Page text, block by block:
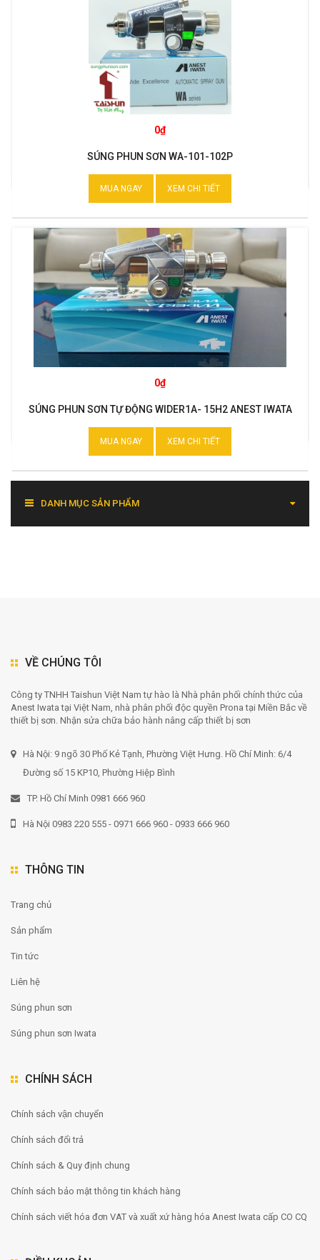
0₫
SÚNG PHUN SƠN WA-101-102P
MUA NGAY XEM CHI TIẾT
0₫
SÚNG PHUN SƠN TỰ ĐỘNG WIDER1A- 15H2 ANEST IWATA
MUA NGAY XEM CHI TIẾT
DANH MỤC SẢN PHẨM
VỀ CHÚNG TÔI
Công ty TNHH Taishun Việt Nam tự hào là Nhà phân phối chính thức của
Anest Iwata tại Việt Nam, nhà phân phối độc quyền Prona tại Miền Bắc về
thiết bị sơn. Nhận sửa chữa bảo hành nâng cấp thiết bị sơn
Hà Nội: 9 ngõ 30 Phố Kẻ Tạnh, Phường Việt Hưng. Hồ Chí Minh: 6/4
Đường số 15 KP10, Phường Hiệp Bình
TP. Hồ Chí Minh 0981 666 960
Hà Nội 0983 220 555 - 0971 666 960 - 0933 666 960
THÔNG TIN
Trang chủ
Sản phẩm
Tin tức
Liên hệ
Súng phun sơn
Súng phun sơn Iwata
CHÍNH SÁCH
Chính sách vận chuyển
Chính sách đổi trả
Chính sách & Quy định chung
Chính sách bảo mật thông tin khách hàng
Chính sách viết hóa đơn VAT và xuất xứ hàng hóa Anest Iwata cấp CO CQ